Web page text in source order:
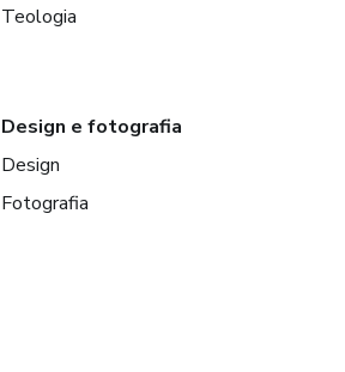
Teologia
Design e fotografia
Design
Fotografia